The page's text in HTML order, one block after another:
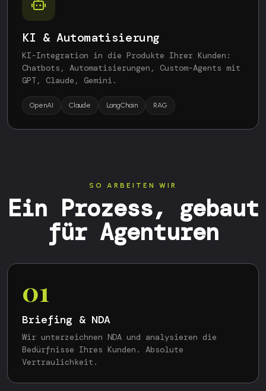
KI & Automatisierung
KI-Integration in die Produkte Ihrer Kunden:
Chatbots, Automatisierungen, Custom-Agents mit
GPT, Claude, Gemini.
OpenAI Claude LangChain RAG
SO ARBEITEN WIR
Ein Prozess, gebaut
für Agenturen
01
Briefing & NDA
Wir unterzeichnen NDA und analysieren die
Bedürfnisse Ihres Kunden. Absolute
Vertraulichkeit.